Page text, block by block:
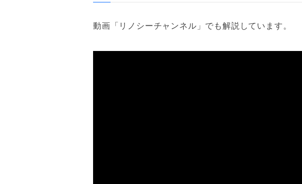
動画「リノシーチャンネル」でも解説しています。